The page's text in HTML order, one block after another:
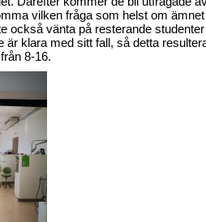
vilken fråga som helst om
också vänta på resterande
är klara med sitt fall, så detta
8-16.